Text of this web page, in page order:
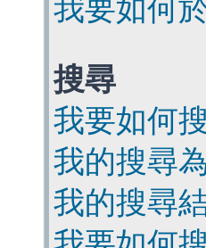
我要如何
搜尋
我要如何
我的搜尋
我的搜尋